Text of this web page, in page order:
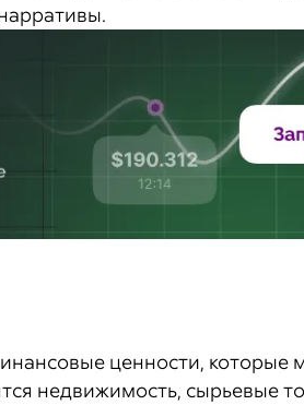
ценности, которые
недвижимость, сырьевые